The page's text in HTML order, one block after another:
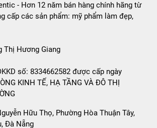
- Hơn 12 năm bán hàng chính hãng từ
cấp các sản phẩm: mỹ phẩm làm đẹp,
Thị Hương Giang
số: 8334662582 được cấp ngày
KINH TẾ, HẠ TẦNG VÀ ĐÔ THỊ
Hữu Thọ, Phường Hòa Thuận Tây,
Đà Nẵng